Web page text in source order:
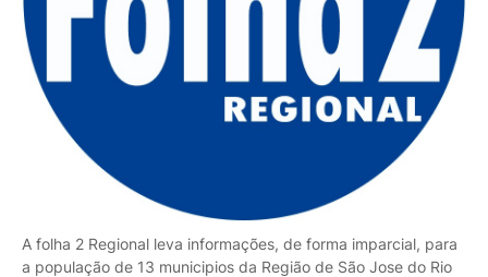
A folha 2 Regional leva informações, de forma imparcial, para
a população de 13 municipios da Região de São Jose do Rio